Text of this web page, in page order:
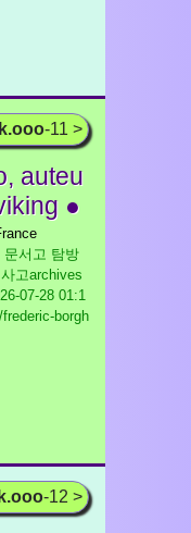
-11 >
auteu
●
문서고 탐방
고archives
07-28 01:1
borgh
-12 >